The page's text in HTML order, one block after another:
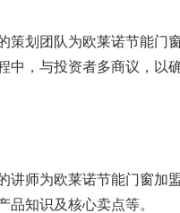
策划团队为欧莱诺节能门
中，与投资者多商议，以
讲师为欧莱诺节能门窗加
品知识及核心卖点等。